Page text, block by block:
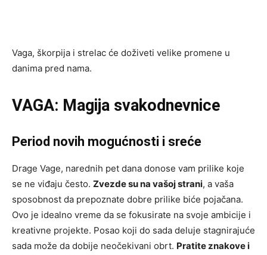
Vaga, škorpija i strelac će doživeti velike promene u
danima pred nama.
VAGA: Magija svakodnevnice
Period novih mogućnosti i sreće
Drage Vage, narednih pet dana donose vam prilike koje
se ne viđaju često. Zvezde su na vašoj strani, a vaša
sposobnost da prepoznate dobre prilike biće pojačana.
Ovo je idealno vreme da se fokusirate na svoje ambicije i
kreativne projekte. Posao koji do sada deluje stagnirajuće
sada može da dobije neočekivani obrt. Pratite znakove i